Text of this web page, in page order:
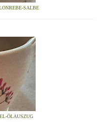
SALBE
ÖLAUSZUG